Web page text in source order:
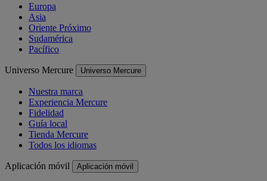
Europa
Asia
Oriente Próximo
Sudamérica
Pacífico
Universo Mercure Universo Mercure
Nuestra marca
Experiencia Mercure
Fidelidad
Guía local
Tienda Mercure
Todos los idiomas
Aplicación móvil Aplicación móvil